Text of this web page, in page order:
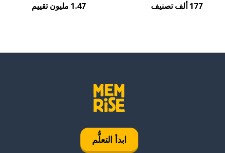
177 ألف تصنيف 1.47 مليون تقييم
ابدأ التعلُّم